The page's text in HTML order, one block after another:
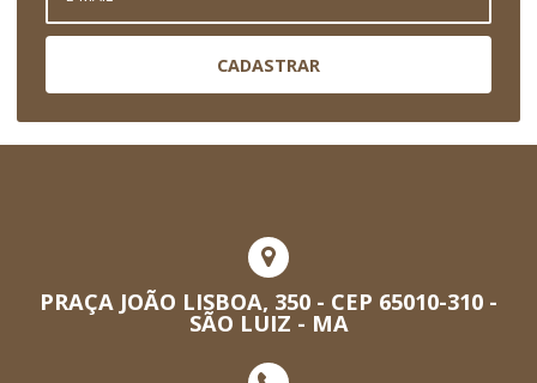
CADASTRAR
PRAÇA JOÃO LISBOA, 350 - CEP 65010-310 -
SÃO LUIZ - MA